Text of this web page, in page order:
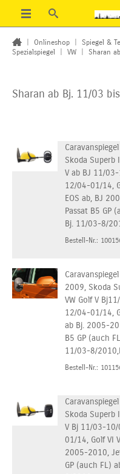
Onlineshop Spiegel &
Spezialspiegel
VW Sharan
Sharan ab Bj. 11/03
Skoda Superb
V ab BJ 11/
12/04-01/14,
EOS ab, BJ
Passat B5 GP
Bj. 11/03-8/
Bestell-Nr.:
2009, Skoda
VW Golf V
12/04-01/14,
ab Bj. 2005-
B5 GP (auch
11/03-8/
Bestell-Nr.:
Skoda Superb
V Bj 11/03-10/
01/14, Golf VI
2005-2010,
GP (auch FL)